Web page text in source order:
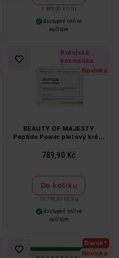
3 998,00 Kč/ lit
dostupné online
načítám
Korejská
kosmetika
Novinka
BEAUTY OF MAJESTY
Peptide Power pleťový krém
789,90 Kč
Do košíku
15 798,00 Kč / kg
dostupné online
načítám
Dárek*
Novinka